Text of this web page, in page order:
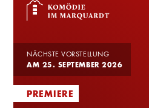
NÄCHSTE VORSTELLUNG
AM 25. SEPTEMBER 2026
PREMIERE